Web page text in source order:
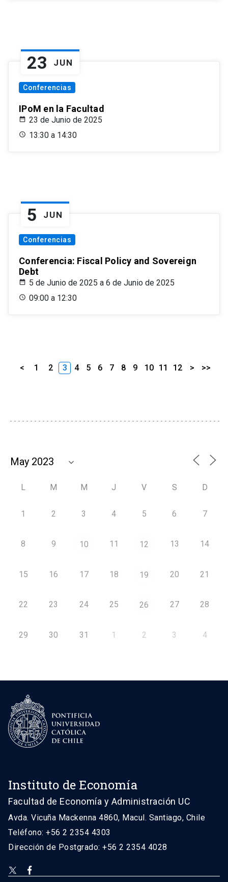
23 JUN
Conferencias
IPoM en la Facultad
23 de Junio de 2025
13:30 a 14:30
5 JUN
Conferencias
Conferencia: Fiscal Policy and Sovereign
Debt
5 de Junio de 2025 a 6 de Junio de 2025
09:00 a 12:30
< 1 2 3 4 5 6 7 8 9 10 11 12 > >>
L M M J V S D
1 2 3 4 5 6 7
8 9 10 11 12 13 14
15 16 17 18 19 20 21
22 23 24 25 26 27 28
29 30 31 1 2 3 4
Instituto de Economía
Facultad de Economía y Administración UC
Avda. Vicuña Mackenna 4860, Macul. Santiago, Chile
Teléfono: +56 2 2354 4303
Dirección de Postgrado: +56 2 2354 4028